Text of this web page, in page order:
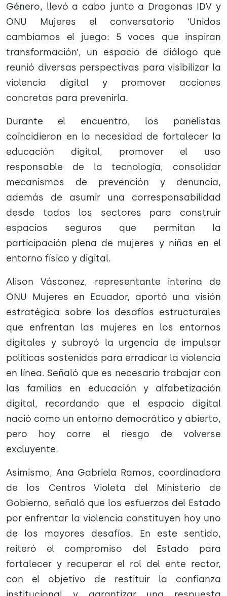
Género, llevó a cabo junto a Dragonas IDV y
ONU Mujeres el conversatorio ‘Unidos
cambiamos el juego: 5 voces que inspiran
transformación’, un espacio de diálogo que
reunió diversas perspectivas para visibilizar la
violencia digital y promover acciones
concretas para prevenirla.
Durante el encuentro, los panelistas
coincidieron en la necesidad de fortalecer la
educación digital, promover el uso
responsable de la tecnología, consolidar
mecanismos de prevención y denuncia,
además de asumir una corresponsabilidad
desde todos los sectores para construir
espacios seguros que permitan la
participación plena de mujeres y niñas en el
entorno físico y digital.
Alison Vásconez, representante interina de
ONU Mujeres en Ecuador, aportó una visión
estratégica sobre los desafíos estructurales
que enfrentan las mujeres en los entornos
digitales y subrayó la urgencia de impulsar
políticas sostenidas para erradicar la violencia
en línea. Señaló que es necesario trabajar con
las familias en educación y alfabetización
digital, recordando que el espacio digital
nació como un entorno democrático y abierto,
pero hoy corre el riesgo de volverse
excluyente.
Asimismo, Ana Gabriela Ramos, coordinadora
de los Centros Violeta del Ministerio de
Gobierno, señaló que los esfuerzos del Estado
por enfrentar la violencia constituyen hoy uno
de los mayores desafíos. En este sentido,
reiteró el compromiso del Estado para
fortalecer y recuperar el rol del ente rector,
con el objetivo de restituir la confianza